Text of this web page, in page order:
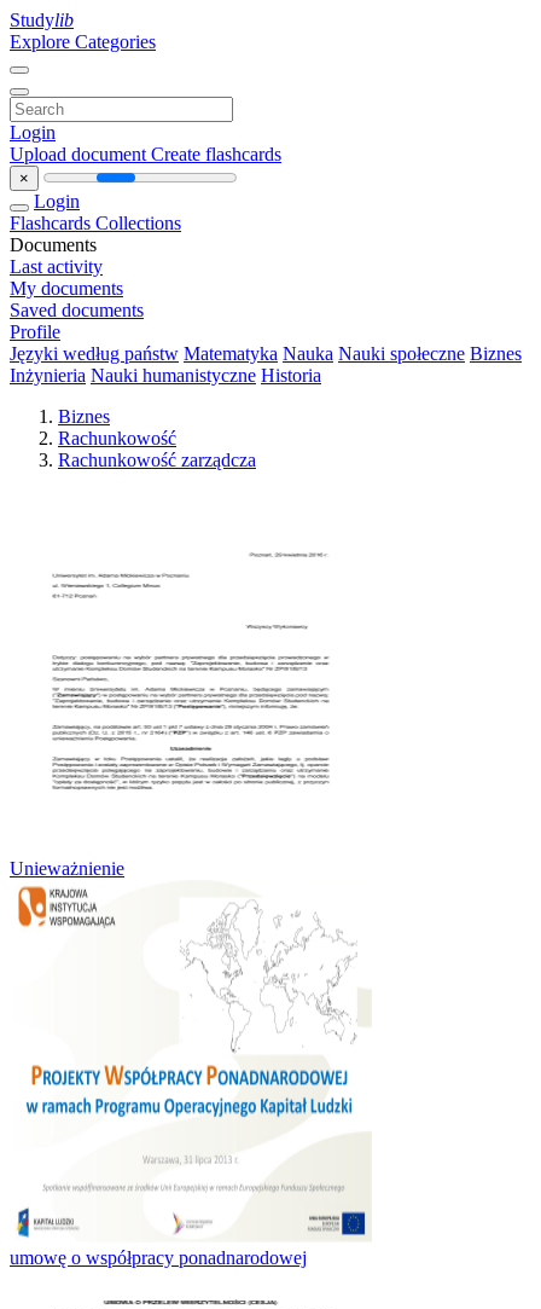
Studylib
Explore Categories
Login
Upload document Create flashcards
×
Login
Flashcards Collections
Documents
Last activity
My documents
Saved documents
Profile
Języki według państw Matematyka Nauka Nauki społeczne Biznes
Inżynieria Nauki humanistyczne Historia
Biznes
Rachunkowość
Rachunkowość zarządcza
Unieważnienie
umowę o współpracy ponadnarodowej